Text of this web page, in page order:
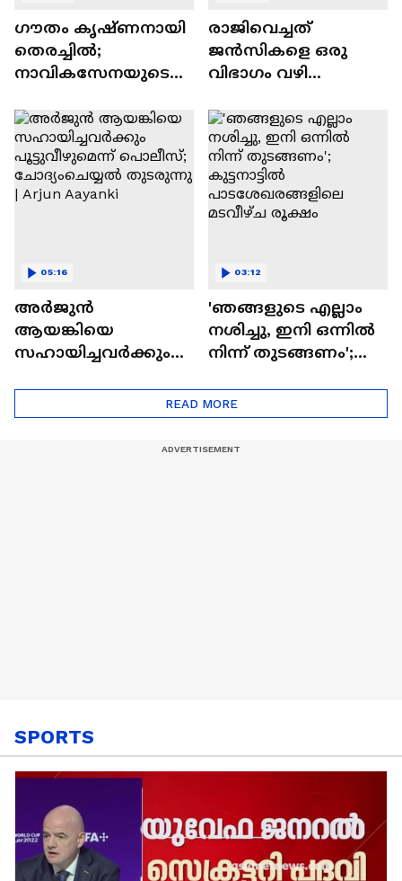
ഗൗതം കൃഷ്ണനായി
തെരച്ചിൽ;
നാവികസേനയുടെ
കൽപ്പേനി
നീണ്ടകരയിൽ |
Kollam | Indian Navy
രാജിവെച്ചത്
ജൻസികളെ ഒരു
വിഭാഗം വഴി
കണ്ടുകൊണ്ട്;
വിശദീകരണവുമായി
ധര്‍മ്മേന്ദ്ര പ്രധാൻ
അർജുൻ
ആയങ്കിയെ
സഹായിച്ചവർക്കും
ചോദ്യംചെയ്യൽ
05:16
'ഞങ്ങളുടെ എല്ലാം
നശിച്ചു, ഇനി ഒന്നിൽ
നിന്ന് തുടങ്ങണം';
പാടശേഖരങ്ങളിലെ
മടവീഴ്‌ച രൂക്ഷം
03:12
READ MORE
SPORTS